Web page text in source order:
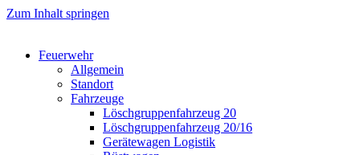
Zum Inhalt springen
Feuerwehr
Allgemein
Standort
Fahrzeuge
Löschgruppen­fahrzeug 20
Lösch­gruppen­fahrzeug 20/16
Geräte­wagen Logistik